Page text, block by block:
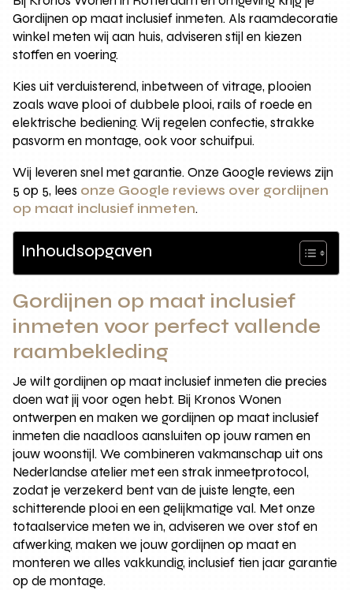
Gordijnen op maat inclusief inmeten. Als raamdecoratie
winkel meten wij aan huis, adviseren stijl en kiezen
stoffen en voering.
Kies uit verduisterend, inbetween of vitrage, plooien
zoals wave plooi of dubbele plooi, rails of roede en
elektrische bediening. Wij regelen confectie, strakke
pasvorm en montage, ook voor schuifpui.
Wij leveren snel met garantie. Onze Google reviews zijn
5 op 5, lees onze Google reviews over gordijnen
op maat inclusief inmeten.
Inhoudsopgaven
Gordijnen op maat inclusief
inmeten voor perfect vallende
raambekleding
Je wilt gordijnen op maat inclusief inmeten die precies
doen wat jij voor ogen hebt. Bij Kronos Wonen
ontwerpen en maken we gordijnen op maat inclusief
inmeten die naadloos aansluiten op jouw ramen en
jouw woonstijl. We combineren vakmanschap uit ons
Nederlandse atelier met een strak inmeetprotocol,
zodat je verzekerd bent van de juiste lengte, een
schitterende plooi en een gelijkmatige val. Met onze
totaalservice meten we in, adviseren we over stof en
afwerking, maken we jouw gordijnen op maat en
monteren we alles vakkundig, inclusief tien jaar garantie
op de montage.